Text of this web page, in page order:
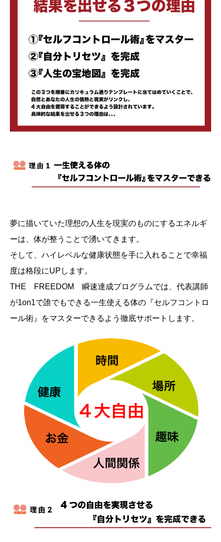
夢に描いていた理想の人生を現実のものにするエネルギ
ーは、体が整うことで湧いてきます。
そして、ハイレベルな健康状態を手に入れることで幸福
度は格段にUPします。
THE FREEDOM 瞬速達成プログラムでは、代表講師
が1on1で誰でもできる一生使える体の『セルフコントロ
ール術』をマスターできるよう徹底サポートします。